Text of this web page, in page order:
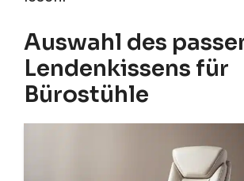
Auswahl des
Lendenkissens für
Bürostühle